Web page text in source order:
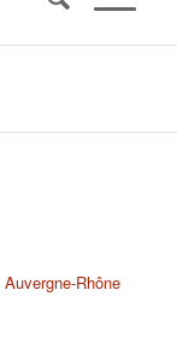
Auvergne-Rhône